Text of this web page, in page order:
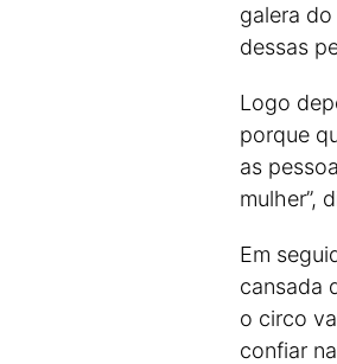
galera
dessas
Logo
porque
as
mulher”,
Em
cansada
o circo
confiar